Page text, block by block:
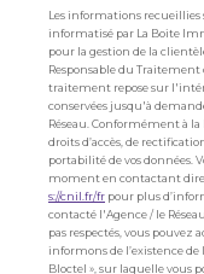
Les informations
informatisé par La Boite
pour la gestion de la
Responsable du Traitement
traitement repose sur
conservées jusqu'à
Réseau. Conformément à
droits d’accès, de
portabilité de vos données.
moment en contactant
s://cnil.fr/fr pour plus
contacté l'Agence / le
pas respectés, vous pouvez
informons de l’existence
Bloctel », sur laquelle vous